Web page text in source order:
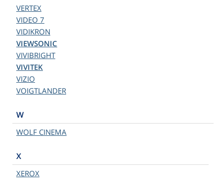
VERTEX
VIDEO 7
VIDIKRON
VIEWSONIC
VIVIBRIGHT
VIVITEK
VIZIO
VOIGTLANDER
W
WOLF CINEMA
X
XEROX